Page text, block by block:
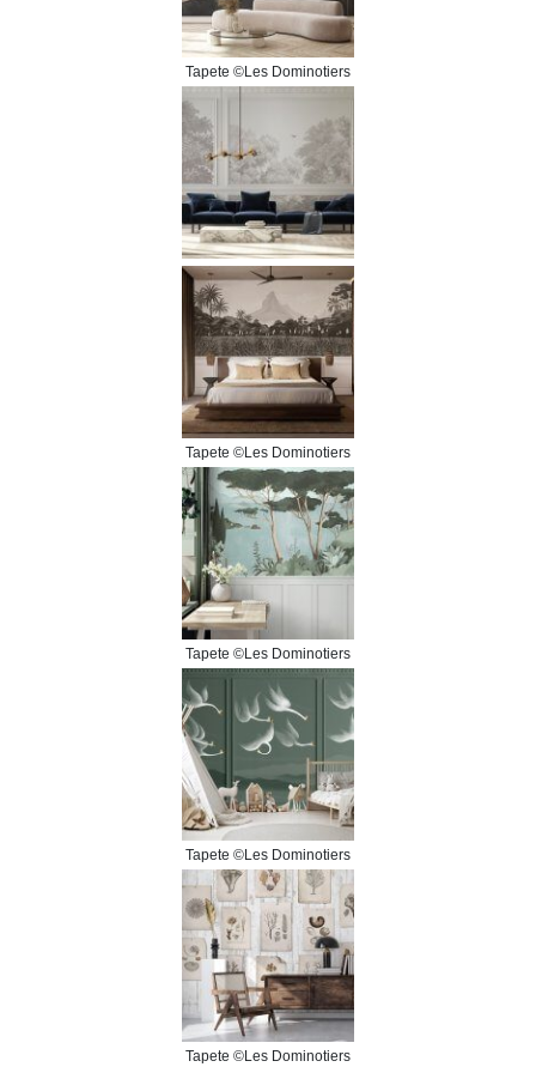
Tapete ©Les Dominotiers
Tapete ©Les Dominotiers
Tapete ©Les Dominotiers
Tapete ©Les Dominotiers
Tapete ©Les Dominotiers